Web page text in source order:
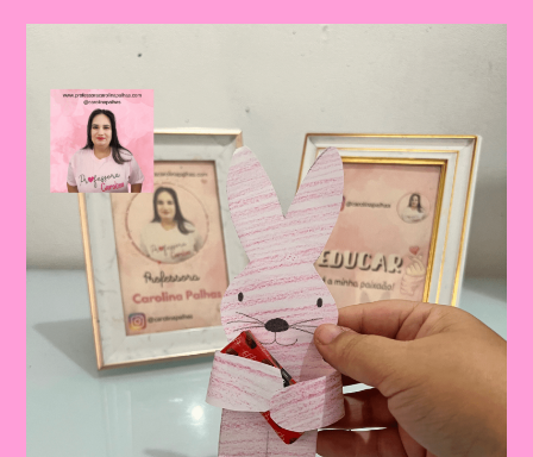
Educação
Tradições